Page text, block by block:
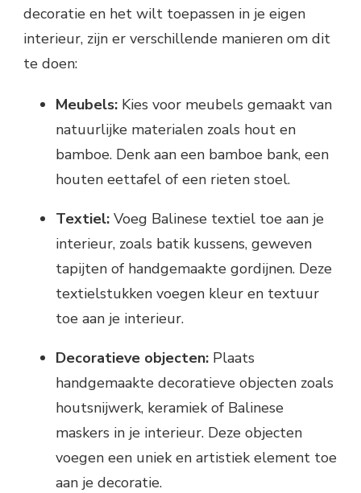
decoratie en het wilt toepassen in je eigen
interieur, zijn er verschillende manieren om dit
te doen:
Meubels: Kies voor meubels gemaakt van
natuurlijke materialen zoals hout en
bamboe. Denk aan een bamboe bank, een
houten eettafel of een rieten stoel.
Textiel: Voeg Balinese textiel toe aan je
interieur, zoals batik kussens, geweven
tapijten of handgemaakte gordijnen. Deze
textielstukken voegen kleur en textuur
toe aan je interieur.
Decoratieve objecten: Plaats
handgemaakte decoratieve objecten zoals
houtsnijwerk, keramiek of Balinese
maskers in je interieur. Deze objecten
voegen een uniek en artistiek element toe
aan je decoratie.